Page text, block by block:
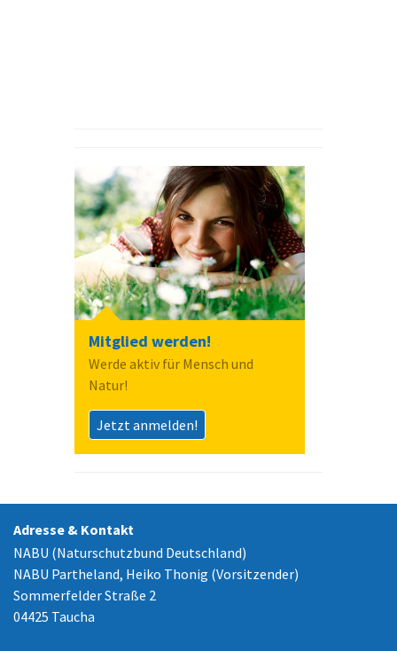
Mitglied werden!
Werde aktiv für Mensch und
Natur!
Jetzt anmelden!
Adresse & Kontakt
NABU (Naturschutzbund Deutschland)
NABU Partheland, Heiko Thonig (Vorsitzender)
Sommerfelder Straße 2
04425 Taucha